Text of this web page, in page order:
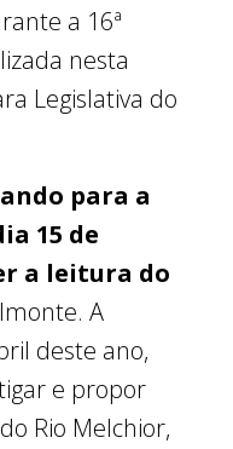
a 16ª
nesta
Legislativa do
para a
15 de
a leitura do
A
deste ano,
e propor
Rio Melchior,